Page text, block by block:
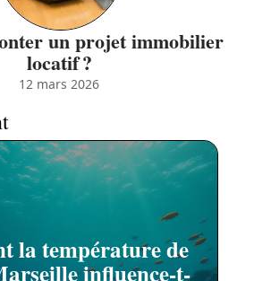
un projet immobilier
locatif ?
12 mars 2026
la température de
influence-t-